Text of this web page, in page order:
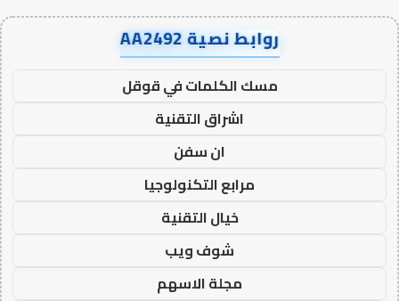
روابط نصية AA2492
مسك الكلمات في قوقل
اشراق التقنية
ان سفن
مرابع التكنولوجيا
خيال التقنية
شوف ويب
مجلة الاسهم